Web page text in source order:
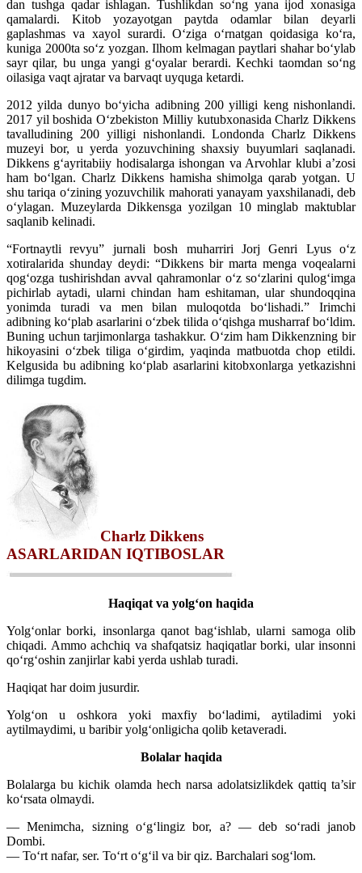
dan tushga qadar ishlagan. Tushlikdan so‘ng yana ijod xonasiga
qamalardi. Kitob yozayotgan paytda odamlar bilan deyarli
gaplashmas va xayol surardi. O‘ziga o‘rnatgan qoidasiga ko‘ra,
kuniga 2000ta so‘z yozgan. Ilhom kelmagan paytlari shahar bo‘ylab
sayr qilar, bu unga yangi g‘oyalar berardi. Kechki taomdan so‘ng
oilasiga vaqt ajratar va barvaqt uyquga ketardi.
2012 yilda dunyo bo‘yicha adibning 200 yilligi keng nishonlandi.
2017 yil boshida O‘zbekiston Milliy kutubxonasida Charlz Dikkens
tavalludining 200 yilligi nishonlandi. Londonda Charlz Dikkens
muzeyi bor, u yerda yozuvchining shaxsiy buyumlari saqlanadi.
Dikkens g‘ayritabiiy hodisalarga ishongan va Arvohlar klubi a’zosi
ham bo‘lgan. Charlz Dikkens hamisha shimolga qarab yotgan. U
shu tariqa o‘zining yozuvchilik mahorati yanayam yaxshilanadi, deb
o‘ylagan. Muzeylarda Dikkensga yozilgan 10 minglab maktublar
saqlanib kelinadi.
“Fortnaytli revyu” jurnali bosh muharriri Jorj Genri Lyus o‘z
xotiralarida shunday deydi: “Dikkens bir marta menga voqealarni
qog‘ozga tushirishdan avval qahramonlar o‘z so‘zlarini qulog‘imga
pichirlab aytadi, ularni chindan ham eshitaman, ular shundoqqina
yonimda turadi va men bilan muloqotda bo‘lishadi.” Irimchi
adibning ko‘plab asarlarini o‘zbek tilida o‘qishga musharraf bo‘ldim.
Buning uchun tarjimonlarga tashakkur. O‘zim ham Dikkenzning bir
hikoyasini o‘zbek tiliga o‘girdim, yaqinda matbuotda chop etildi.
Kelgusida bu adibning ko‘plab asarlarini kitobxonlarga yetkazishni
dilimga tugdim.
Charlz Dikkens
ASARLARIDAN IQTIBOSLAR
Haqiqat va yolg‘on haqida
Yolg‘onlar borki, insonlarga qanot bag‘ishlab, ularni samoga olib
chiqadi. Ammo achchiq va shafqatsiz haqiqatlar borki, ular insonni
qo‘rg‘oshin zanjirlar kabi yerda ushlab turadi.
Haqiqat har doim jusurdir.
Yolg‘on u oshkora yoki maxfiy bo‘ladimi, aytiladimi yoki
aytilmaydimi, u baribir yolg‘onligicha qolib ketaveradi.
Bolalar haqida
Bolalarga bu kichik olamda hech narsa adolatsizlikdek qattiq ta’sir
ko‘rsata olmaydi.
— Menimcha, sizning o‘g‘lingiz bor, a? — deb so‘radi janob
Dombi.
— To‘rt nafar, ser. To‘rt o‘g‘il va bir qiz. Barchalari sog‘lom.